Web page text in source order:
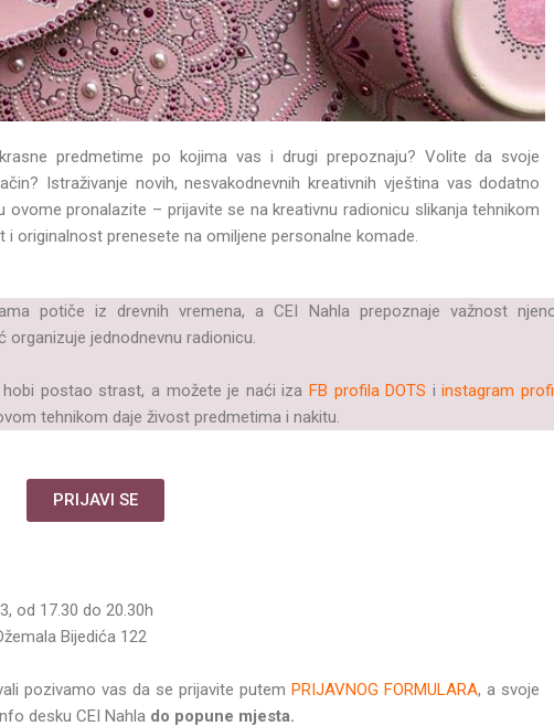
predmetime po kojima vas i drugi prepoznaju? Volite da svoje
Istraživanje novih, nesvakodnevnih kreativnih vještina vas dodatno
pronalazite – prijavite se na kreativnu radionicu slikanja tehnikom
originalnost prenesete na omiljene personalne komade.
potiče iz drevnih vremena, a CEI Nahla prepoznaje važnost
organizuje jednodnevnu radionicu.
postao strast, a možete je naći iza FB profila DOTS iinstagram
tehnikom daje živost predmetima i nakitu.
PRIJAVI SE
od 17.30 do 20.30h
Bijedića 122
pozivamo vas da se prijavite putem PRIJAVNOG FORMULARA, a svoje
desku CEI Nahla do popune mjesta.